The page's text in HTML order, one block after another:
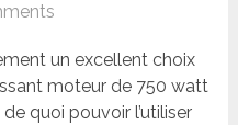
un excellent choix
moteur de 750 watt
quoi pouvoir l’utiliser